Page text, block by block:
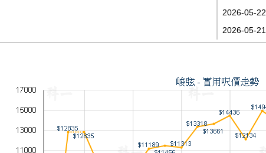
2026-05-22
2026-05-21